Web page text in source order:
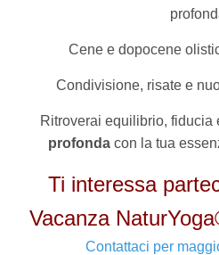
Cene e dopocene
Condivisione, risate e
Ritroverai equilibrio, fiducia
profonda con la tua
Ti interessa
Vacanza
Contattaci per